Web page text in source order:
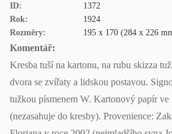
ID:
1372
Rok:
1924
Rozměry:
195 x 170 (284 x 226
Komentář:
Kresba tuší na kartonu, na rubu skizza
dvora se zvířaty a lidskou postavou.
tužkou písmenem W. Kartonový papír
(nezasahuje do kresby). Provenience: